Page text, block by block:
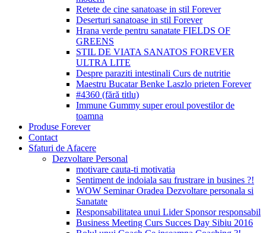
Retete de cine sanatoase in stil Forever
Deserturi sanatoase in stil Forever
Hrana verde pentru sanatate FIELDS OF
GREENS
STIL DE VIATA SANATOS FOREVER
ULTRA LITE
Despre paraziti intestinali Curs de nutritie
Maestru Bucatar Benke Laszlo prieten Forever
#4360 (fără titlu)
Immune Gummy super eroul povestilor de
toamna
Produse Forever
Contact
Sfaturi de Afacere
Dezvoltare Personal
motivare cauta-ti motivatia
Sentiment de indoiala sau frustrare in busines ?!
WOW Seminar Oradea Dezvoltare personala si
Sanatate
Responsabilitatea unui Lider Sponsor responsabil
Business Meeting Curs Succes Day Sibiu 2016